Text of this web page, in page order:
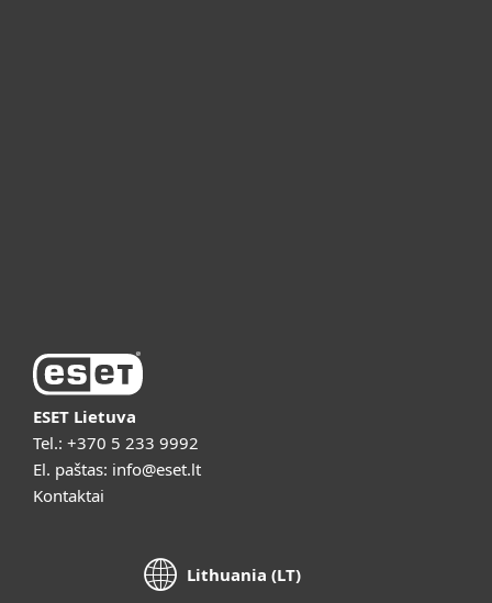
ESET Lietuva
Tel.: +370 5 233 9992
El. paštas: info@eset.lt
Kontaktai
Lithuania (LT)